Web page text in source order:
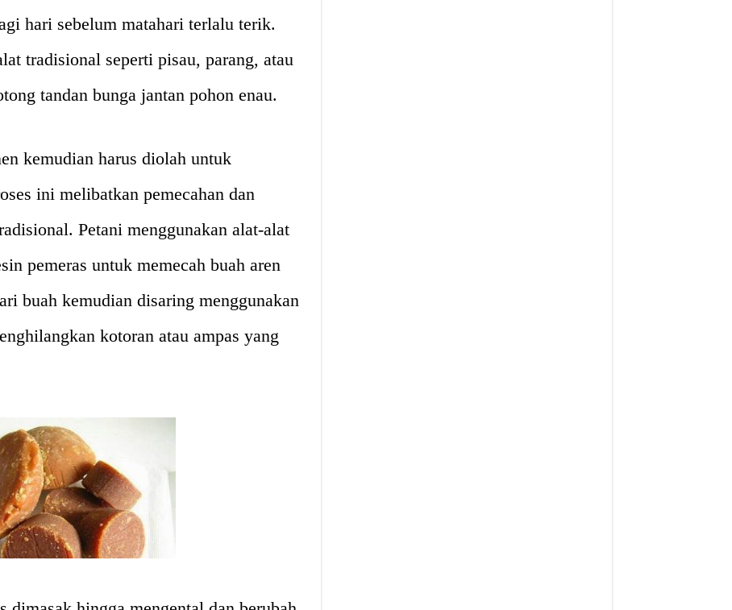
hari sebelum matahari terlalu terik.
tradisional seperti pisau, parang, atau
tandan bunga jantan pohon enau.
kemudian harus diolah untuk
ini melibatkan pemecahan dan
Petani menggunakan alat-alat
pemeras untuk memecah buah aren
buah kemudian disaring menggunakan
kotoran atau ampas yang